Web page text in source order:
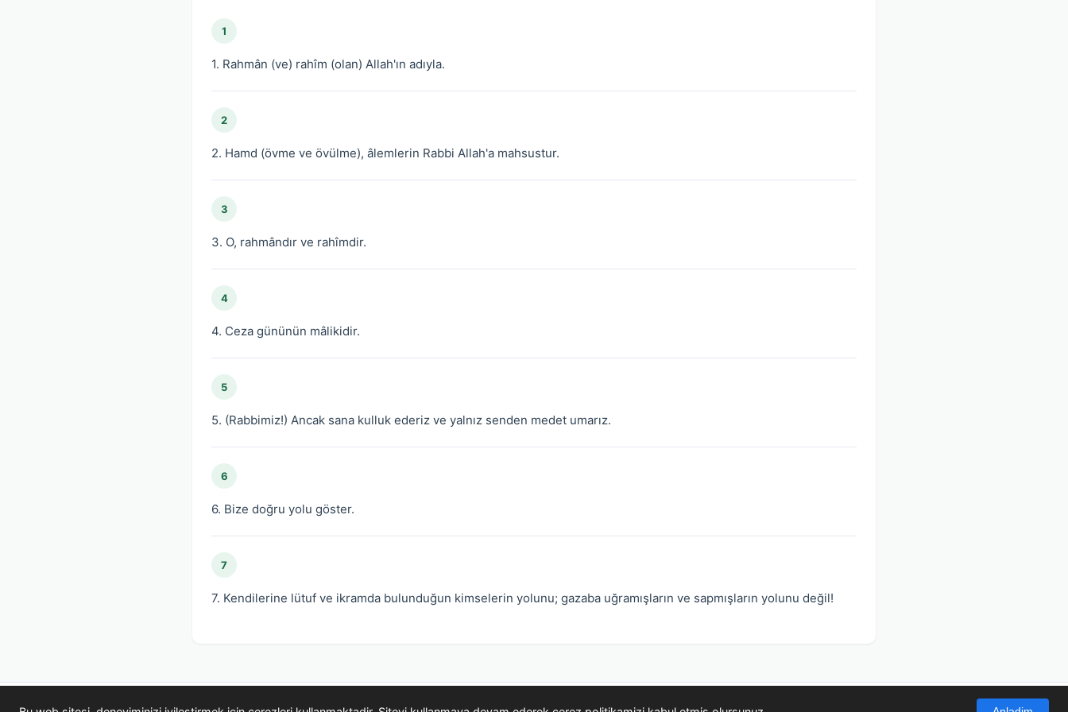
1
1. Rahmân (ve) rahîm (olan) Allah'ın adıyla.
2
2. Hamd (övme ve övülme), âlemlerin Rabbi Allah'a mahsustur.
3
3. O, rahmândır ve rahîmdir.
4
4. Ceza gününün mâlikidir.
5
5. (Rabbimiz!) Ancak sana kulluk ederiz ve yalnız senden medet umarız.
6
6. Bize doğru yolu göster.
7
7. Kendilerine lütuf ve ikramda bulunduğun kimselerin yolunu; gazaba uğramışların ve sapmışların yolunu değil!